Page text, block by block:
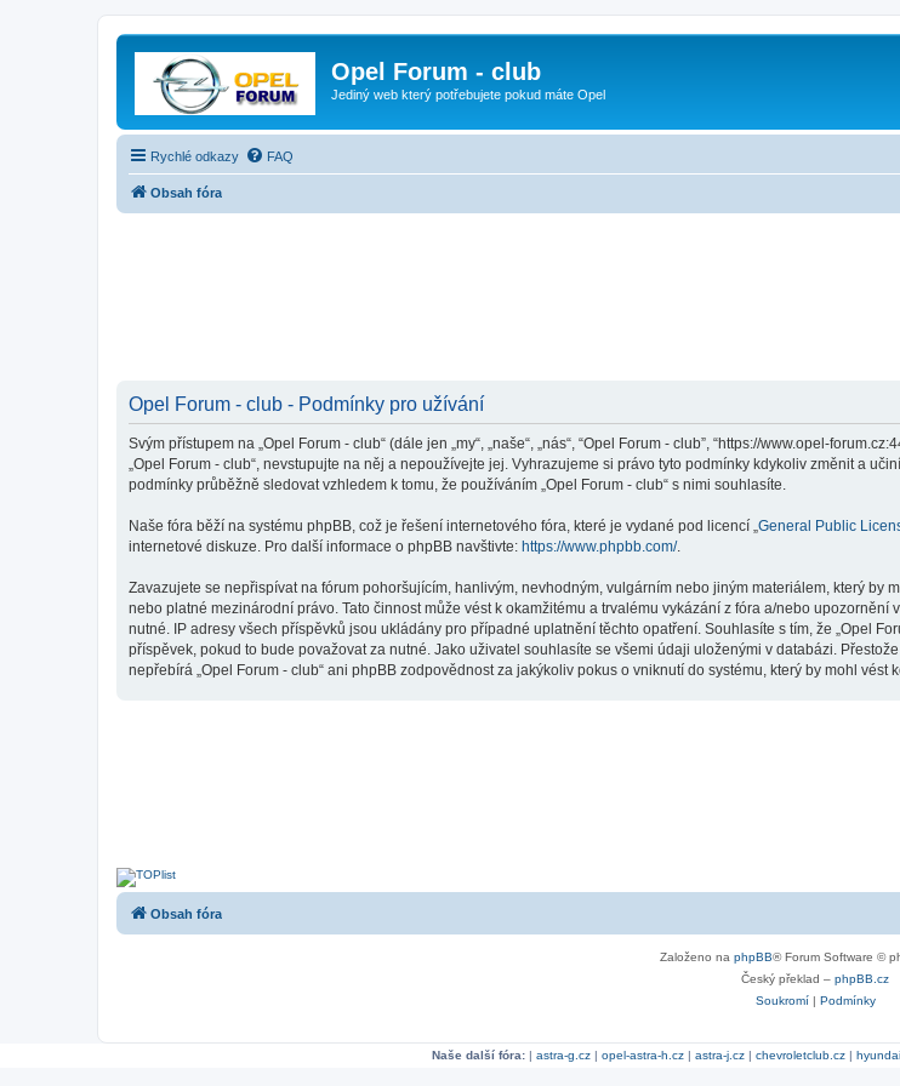
Opel Forum - club
Jediný web který potřebujete pokud máte Opel
Rychlé odkazy FAQ
Obsah fóra
Opel Forum - club - Podmínky pro užívání
Svým přístupem na „Opel Forum - club“ (dále jen „my“, „naše“, „nás“, “Opel Forum - club”, “https://www.opel-
„Opel Forum - club“, nevstupujte na něj a nepoužívejte jej. Vyhrazujeme si právo tyto podmínky kdykoliv změnit a
podmínky průběžně sledovat vzhledem k tomu, že používáním „Opel Forum - club“ s nimi souhlasíte.
Naše fóra běží na systému phpBB, což je řešení internetového fóra, které je vydané pod licencí „ General Public
internetové diskuze. Pro další informace o phpBB navštivte: https://www.phpbb.com/.
Zavazujete se nepřispívat na fórum pohoršujícím, hanlivým, nevhodným, vulgárním nebo jiným materiálem, který by
nebo platné mezinárodní právo. Tato činnost může vést k okamžitému a trvalému vykázání z fóra a/nebo
nutné. IP adresy všech příspěvků jsou ukládány pro případné uplatnění těchto opatření. Souhlasíte s tím, že „Opel
příspěvek, pokud to bude považovat za nutné. Jako uživatel souhlasíte se všemi údaji uloženými v databázi.
nepřebírá „Opel Forum - club“ ani phpBB zodpovědnost za jakýkoliv pokus o vniknutí do systému, který by mohl vést
Obsah fóra
Založeno na phpBB® Forum Software ©
Český překlad – phpBB.cz
Soukromí| Podmínky
Naše další fóra:| astra-g.cz| opel-astra-h.cz| astra-j.cz| chevroletclub.cz|